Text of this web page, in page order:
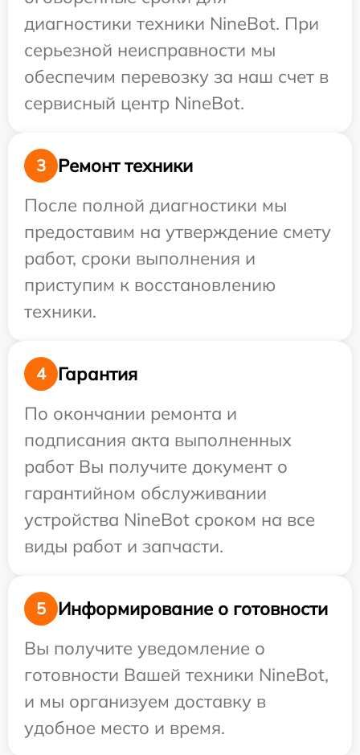
диагностики техники NineBot. При
серьезной неисправности мы
обеспечим перевозку за наш счет в
сервисный центр NineBot.
3
Ремонт техники
После полной диагностики мы
предоставим на утверждение смету
работ, сроки выполнения и
приступим к восстановлению
техники.
4
Гарантия
По окончании ремонта и
подписания акта выполненных
работ Вы получите документ о
гарантийном обслуживании
устройства NineBot сроком на все
виды работ и запчасти.
5
Информирование о готовности
Вы получите уведомление о
готовности Вашей техники NineBot,
и мы организуем доставку в
удобное место и время.